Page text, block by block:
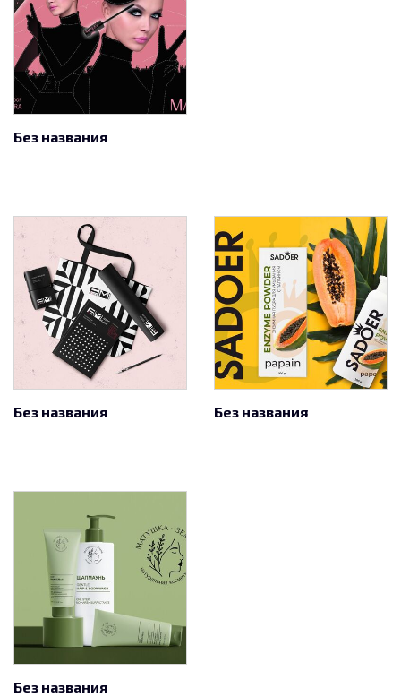
Без названия
Без названия Без названия
Без названия